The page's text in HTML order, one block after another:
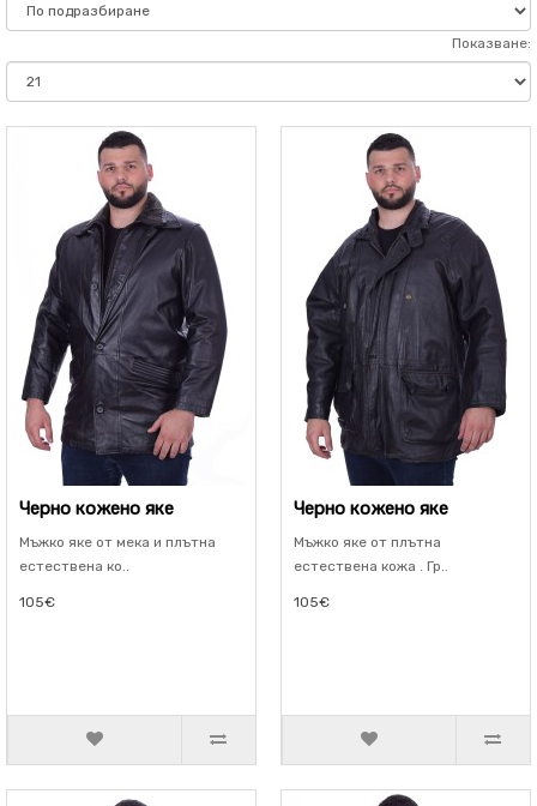
Показване:
Черно кожено яке
Мъжко яке от мека и плътна
естествена ко..
105€
Черно кожено яке
Мъжко яке от плътна
естествена кожа . Гр..
105€